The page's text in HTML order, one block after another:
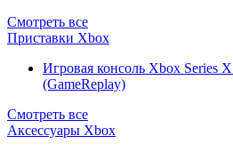
Смотреть все
Приставки Xbox
Игровая консоль Xbox Series
(GameReplay)
Смотреть все
Аксессуары Xbox